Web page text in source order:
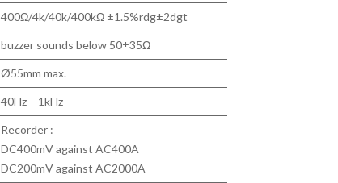
400Ω/4k/40k/400kΩ ±1.5%rdg±2dgt
buzzer sounds below 50±35Ω
Ø55mm max.
40Hz – 1kHz
Recorder :
DC400mV against AC400A
DC200mV against AC2000A